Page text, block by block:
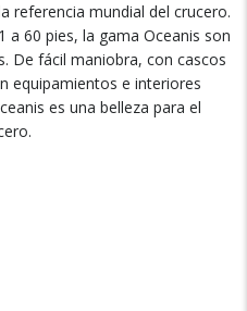
referencia mundial del crucero.
60 pies, la gama Oceanis son
De fácil maniobra, con cascos
equipamientos e interiores
es una belleza para el